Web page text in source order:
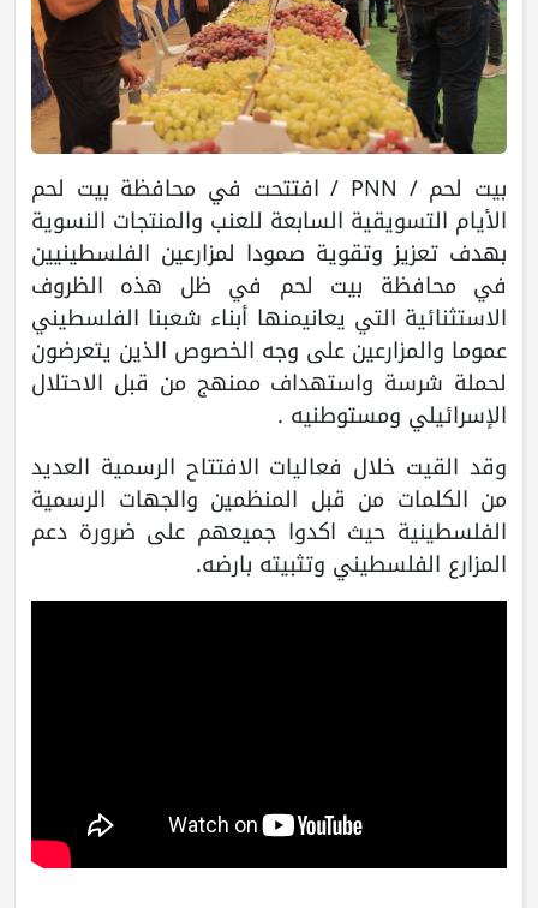
بيت لحم / PNN / افتتحت في محافظة بيت لحم
الأيام التسويقية السابعة للعنب والمنتجات النسوية
بهدف تعزيز وتقوية صمودا لمزارعين الفلسطينيين
في محافظة بيت لحم في ظل هذه الظروف
الاستثنائية التي يعانيمنها أبناء شعبنا الفلسطيني
عموما والمزارعين على وجه الخصوص الذين يتعرضون
لحملة شرسة واستهداف ممنهج من قبل الاحتلال
الإسرائيلي ومستوطنيه .
وقد القيت خلال فعاليات الافتتاح الرسمية العديد
من الكلمات من قبل المنظمين والجهات الرسمية
الفلسطينية حيث اكدوا جميعهم على ضرورة دعم
المزارع الفلسطيني وتثبيته بارضه.